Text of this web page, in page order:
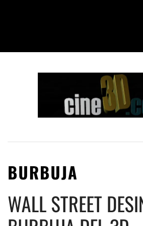
BURBUJA
WALL STREET